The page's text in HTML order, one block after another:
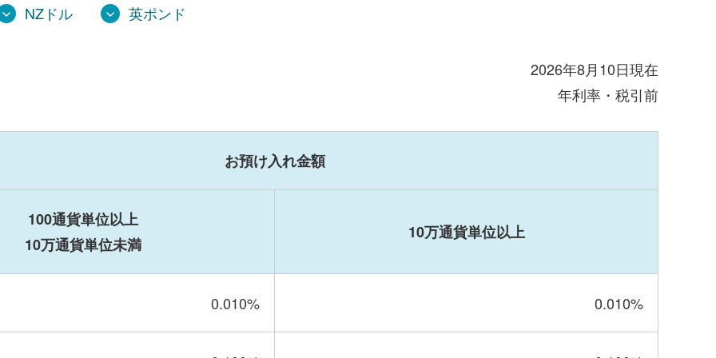
NZドル 英ポンド
2026年8月10日現在
年利率・税引前
お預け入れ金額
100通貨単位以上
10万通貨単位未満
10万通貨単位以上
0.010% 0.010%